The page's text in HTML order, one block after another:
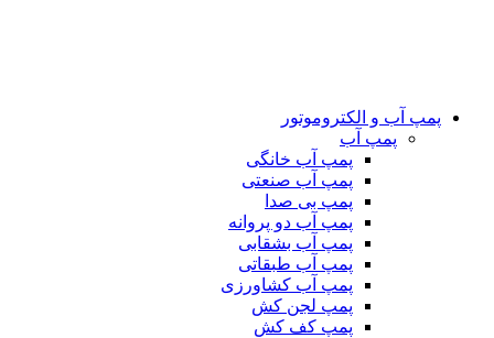
پمپ آب و الکتروموتور
پمپ آب
پمپ آب خانگی
پمپ آب صنعتی
پمپ بی صدا
پمپ آب دو پروانه
پمپ آب بشقابی
پمپ آب طبقاتی
پمپ آب کشاورزی
پمپ لجن کش
پمپ کف کش